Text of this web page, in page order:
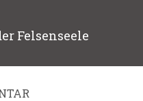
Felsenseele